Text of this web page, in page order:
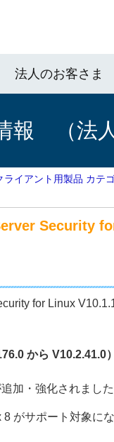
法人のお客さま
報 （法
ライアント用製品 カテ
Security
for Linux
から V10.2.41.0）
加・強化されました
8 がサポート対象に